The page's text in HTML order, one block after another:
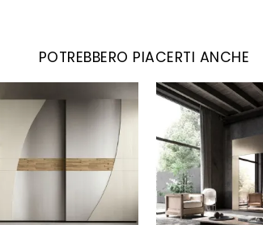
POTREBBERO PIACERTI ANCHE